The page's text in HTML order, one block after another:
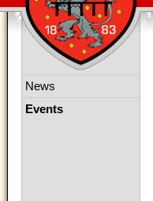
Navigation
News
Events